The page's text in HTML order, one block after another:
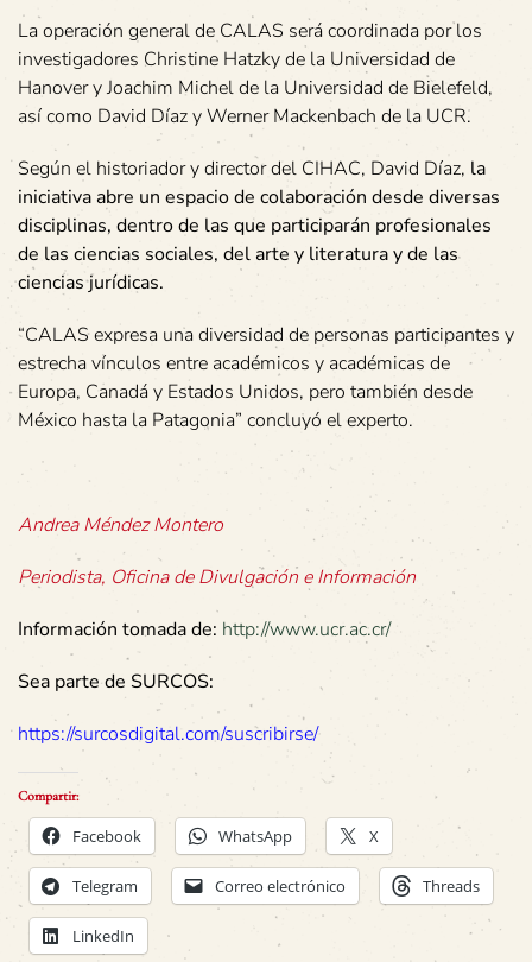
La operación general de CALAS será coordinada por los
investigadores Christine Hatzky de la Universidad de
Hanover y Joachim Michel de la Universidad de Bielefeld,
así como David Díaz y Werner Mackenbach de la UCR.
Según el historiador y director del CIHAC, David Díaz, la
iniciativa abre un espacio de colaboración desde diversas
disciplinas, dentro de las que participarán profesionales
de las ciencias sociales, del arte y literatura y de las
ciencias jurídicas.
“CALAS expresa una diversidad de personas participantes y
estrecha vínculos entre académicos y académicas de
Europa, Canadá y Estados Unidos, pero también desde
México hasta la Patagonia” concluyó el experto.
Andrea Méndez Montero
Periodista, Oficina de Divulgación e Información
Información tomada de: http://www.ucr.ac.cr/
Sea parte de SURCOS:
https://surcosdigital.com/suscribirse/
Compartir:
Facebook WhatsApp X
Telegram Correo electrónico Threads
LinkedIn